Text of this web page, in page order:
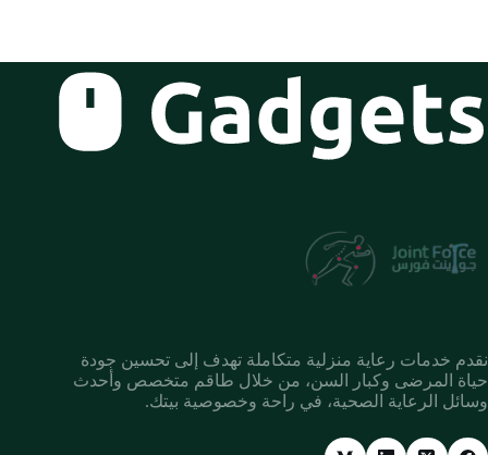
نقدم خدمات رعاية منزلية متكاملة تهدف إلى تحسين جودة
حياة المرضى وكبار السن، من خلال طاقم متخصص وأحدث
وسائل الرعاية الصحية، في راحة وخصوصية بيتك.